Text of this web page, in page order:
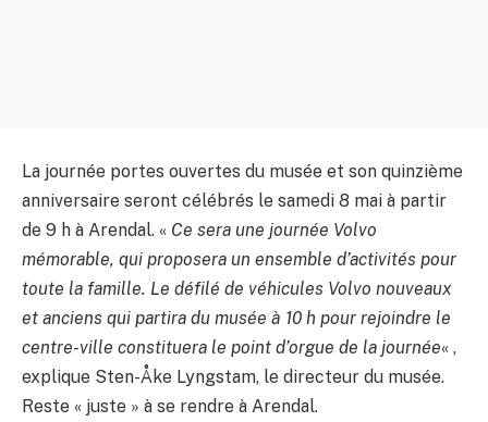
La journée portes ouvertes du musée et son quinzième
anniversaire seront célébrés le samedi 8 mai à partir
de 9 h à Arendal. « Ce sera une journée Volvo
mémorable, qui proposera un ensemble d’activités pour
toute la famille. Le défilé de véhicules Volvo nouveaux
et anciens qui partira du musée à 10 h pour rejoindre le
centre-ville constituera le point d’orgue de la journée« ,
explique Sten-Åke Lyngstam, le directeur du musée.
Reste « juste » à se rendre à Arendal.